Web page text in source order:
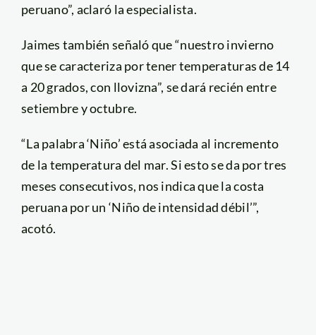
peruano”, aclaró la especialista.
Jaimes también señaló que “nuestro invierno
que se caracteriza por tener temperaturas de 14
a 20 grados, con llovizna”, se dará recién entre
setiembre y octubre.
“La palabra ‘Niño’ está asociada al incremento
de la temperatura del mar. Si esto se da por tres
meses consecutivos, nos indica que la costa
peruana por un ‘Niño de intensidad débil’”,
acotó.